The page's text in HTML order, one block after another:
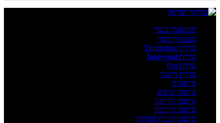
מעשנת בשר
מעשנות בשר
סדרת Timberline
סדרת Ironwood
סדרת Pro
סדרת ריינג'ר
סרטונים
סרטוני טיפים
סרטוני הדרכה
סרטוני הרכבה
סרטוני הכרת הפיקוד